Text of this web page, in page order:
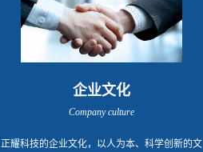
企业文化
Company culture
正耀科技的企业文化，以人为本、科学创新的文